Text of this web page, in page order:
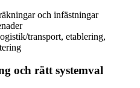
och infästningar
transport, etablering,
och rätt systemval